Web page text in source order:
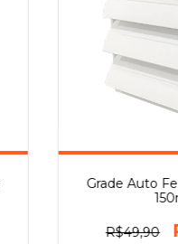
Grade Auto
R$49,90